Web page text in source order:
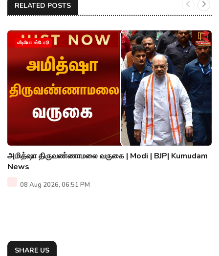
RELATED POSTS
வீடியோ ஸ்டோரி
அமித்ஷா திருவண்ணாமலை வருகை | Modi | BJP| Kumudam
News
08 Aug 2026, 06:51 PM
SHARE US